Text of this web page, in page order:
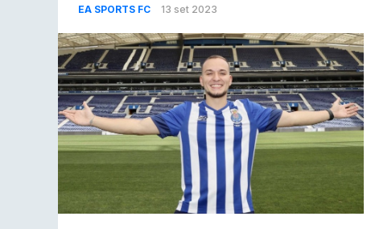
EA SPORTS FC 13 set 2023